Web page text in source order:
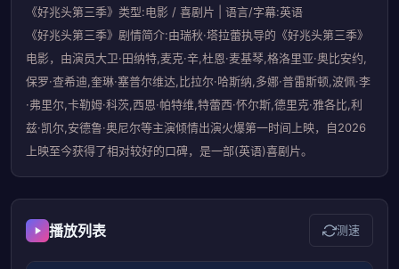
《好兆头第三季》类型:电影 / 喜剧片 | 语言/字幕:英语
《好兆头第三季》剧情简介:由瑞秋·塔拉蕾执导的《好兆头第三季》
电影，由演员大卫·田纳特,麦克·辛,杜恩·麦基琴,格洛里亚·奥比安约,
保罗·查希迪,奎琳·塞普尔维达,比拉尔·哈斯纳,多娜·普雷斯顿,波佩·李
·弗里尔,卡勒姆·科茨,西恩·帕特维,特蕾西·怀尔斯,德里克·雅各比,利
兹·凯尔,安德鲁·奥尼尔等主演倾情出演火爆第一时间上映，自2026
上映至今获得了相对较好的口碑，是一部(英语)喜剧片。
播放列表 测速